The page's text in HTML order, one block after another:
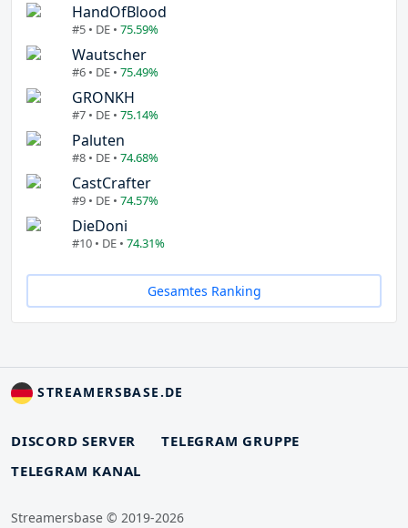
HandOfBlood
#5 • DE • 75.59%
Wautscher
#6 • DE • 75.49%
GRONKH
#7 • DE • 75.14%
Paluten
#8 • DE • 74.68%
CastCrafter
#9 • DE • 74.57%
DieDoni
#10 • DE • 74.31%
Gesamtes Ranking
STREAMERSBASE.DE
DISCORD SERVER
TELEGRAM GRUPPE
TELEGRAM KANAL
Streamersbase © 2019-2026